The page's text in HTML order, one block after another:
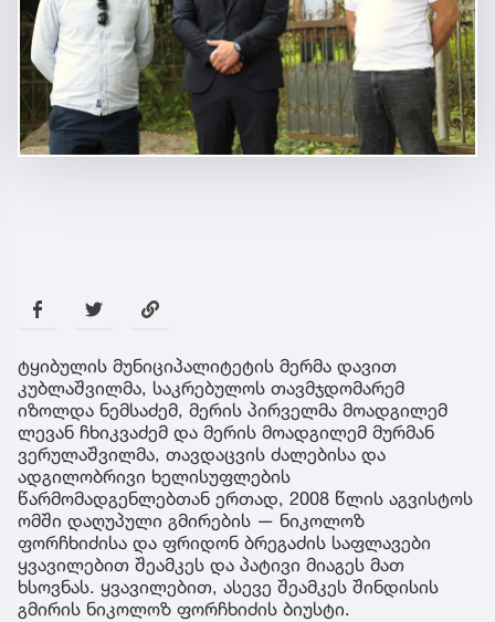
ტყიბულის მუნიციპალიტეტის მერმა დავით
კუბლაშვილმა, საკრებულოს თავმჯდომარემ
იზოლდა ნემსაძემ, მერის პირველმა მოადგილემ
ლევან ჩხიკვაძემ და მერის მოადგილემ მურმან
ვერულაშვილმა, თავდაცვის ძალებისა და
ადგილობრივი ხელისუფლების
წარმომადგენლებთან ერთად, 2008 წლის აგვისტოს
ომში დაღუპული გმირების — ნიკოლოზ
ფორჩხიძისა და ფრიდონ ბრეგაძის საფლავები
ყვავილებით შეამკეს და პატივი მიაგეს მათ
ხსოვნას. ყვავილებით, ასევე შეამკეს შინდისის
გმირის ნიკოლოზ ფორჩხიძის ბიუსტი.